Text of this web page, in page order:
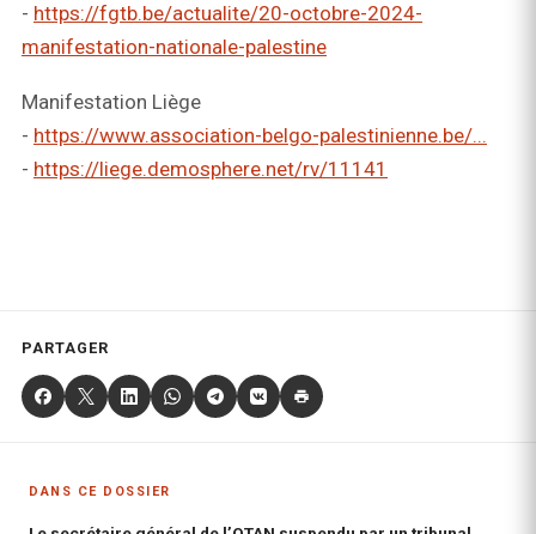
- https://fgtb.be/actualite/20-octobre-2024-
manifestation-nationale-palestine
Manifestation Liège
- https://www.association-belgo-palestinienne.be/...
- https://liege.demosphere.net/rv/11141
PARTAGER
DANS CE DOSSIER